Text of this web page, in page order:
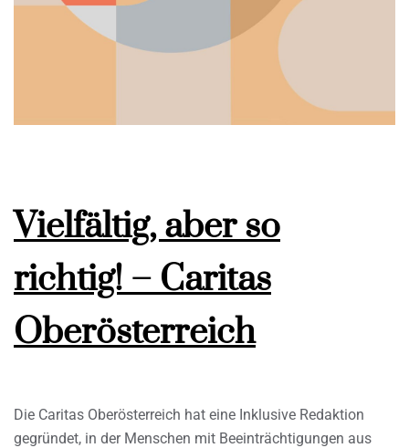
Vielfältig, aber so
richtig! – Caritas
Oberösterreich
Die Caritas Oberösterreich hat eine Inklusive Redaktion
gegründet, in der Menschen mit Beeinträchtigungen aus